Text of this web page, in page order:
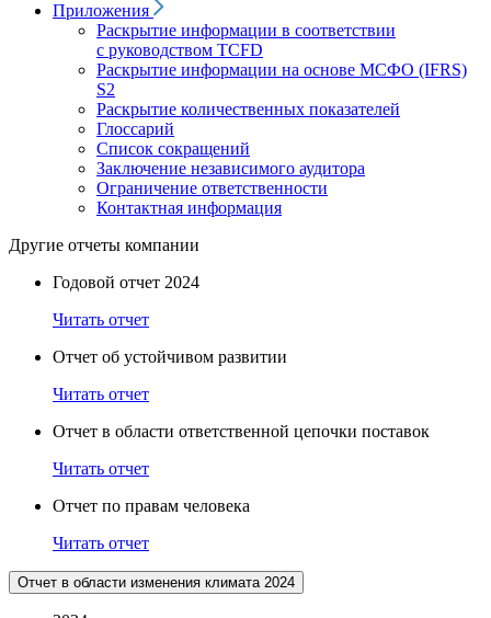
Приложения
Раскрытие информации в соответствии
с руководством TCFD
Раскрытие информации на основе МСФО (IFRS)
S2
Раскрытие количественных показателей
Глоссарий
Список сокращений
Заключение независимого аудитора
Ограничение ответственности
Контактная информация
Другие отчеты компании
Годовой отчет 2024
Читать отчет
Отчет об устойчивом развитии
Читать отчет
Отчет в области ответственной цепочки поставок
Читать отчет
Отчет по правам человека
Читать отчет
Отчет в области изменения климата 2024